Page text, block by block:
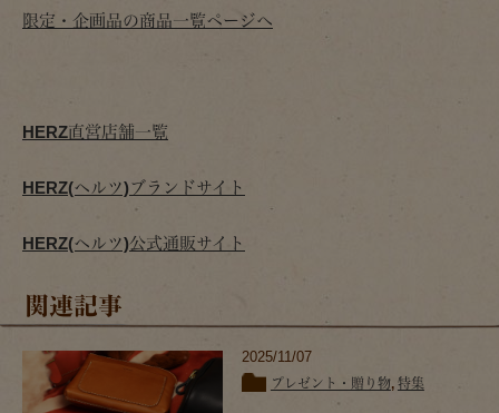
限定・企画品の商品一覧ページへ
HERZ直営店舗一覧
HERZ(ヘルツ)ブランドサイト
HERZ(ヘルツ)公式通販サイト
関連記事
2025/11/07
プレゼント・贈り物, 特集